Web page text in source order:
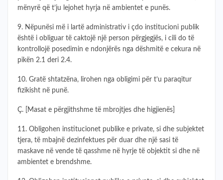
mënyrë që t’ju lejohet hyrja në ambientet e punës.
9. Nëpunësi më i lartë administrativ i çdo institucioni publik
është i obliguar të caktojë një person përgjegjës, i cili do të
kontrollojë posedimin e ndonjërës nga dëshmitë e cekura në
pikën 2.1 deri 2.4.
10. Gratë shtatzëna, lirohen nga obligimi për t’u paraqitur
fizikisht në punë.
Ç. [Masat e përgjithshme të mbrojtjes dhe higjienës]
11. Obligohen institucionet publike e private, si dhe subjektet
tjera, të mbajnë dezinfektues për duar dhe një sasi të
maskave në vende të qasshme në hyrje të objektit si dhe në
ambientet e brendshme.